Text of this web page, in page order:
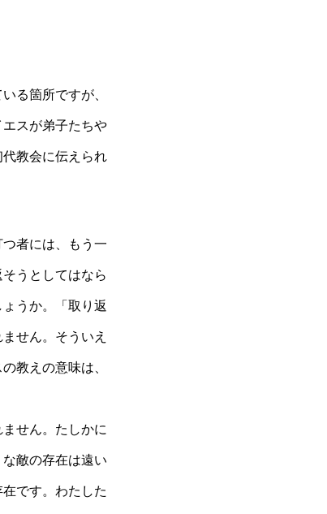
る箇所ですが、
スが弟子たちや
教会に伝えられ
者には、もう一
うとしてはなら
うか。「取り返
せん。そういえ
教えの意味は、
せん。たしかに
敵の存在は遠い
です。わたした